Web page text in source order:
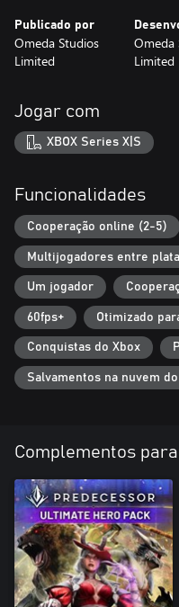
Não importa se você é um
MOBA, o Predecessor
sucesso.
como Suporte ou Jungler, ou
você se concentre no seu
atirador de elite ou um
Você tem alguma experiência
aliados a uma vitória infalível!
Comece seu legado hoje
Predecessor redefine a
combinando personagens e
em terceira pessoa e
tudo é que ele é totalmente
ação agora e veja por que
Predecessor.
Publicado por
Omeda Studios
Limited
Omeda
Limited
Jogar com
XBOX Series X|S
Funcionalidades
Cooperação online (2-5)
Multijogadores entre
Um jogador
60fps+ Otimizado
Conquistas do Xbox
Salvamentos na nuvem
Complementos